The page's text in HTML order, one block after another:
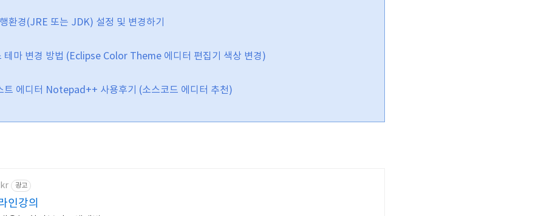
환경(JRE 또는 JDK) 설정 및 변경하기
마 변경 방법 (Eclipse Color Theme 에디터 편집기 색상 변경)
에디터 Notepad++ 사용후기 (소스코드 에디터 추천)
광고
인강의